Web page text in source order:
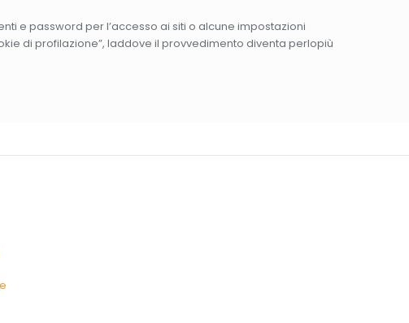
e password per l’accesso ai siti o alcune impostazioni
di profilazione”, laddove il provvedimento diventa perlopiù